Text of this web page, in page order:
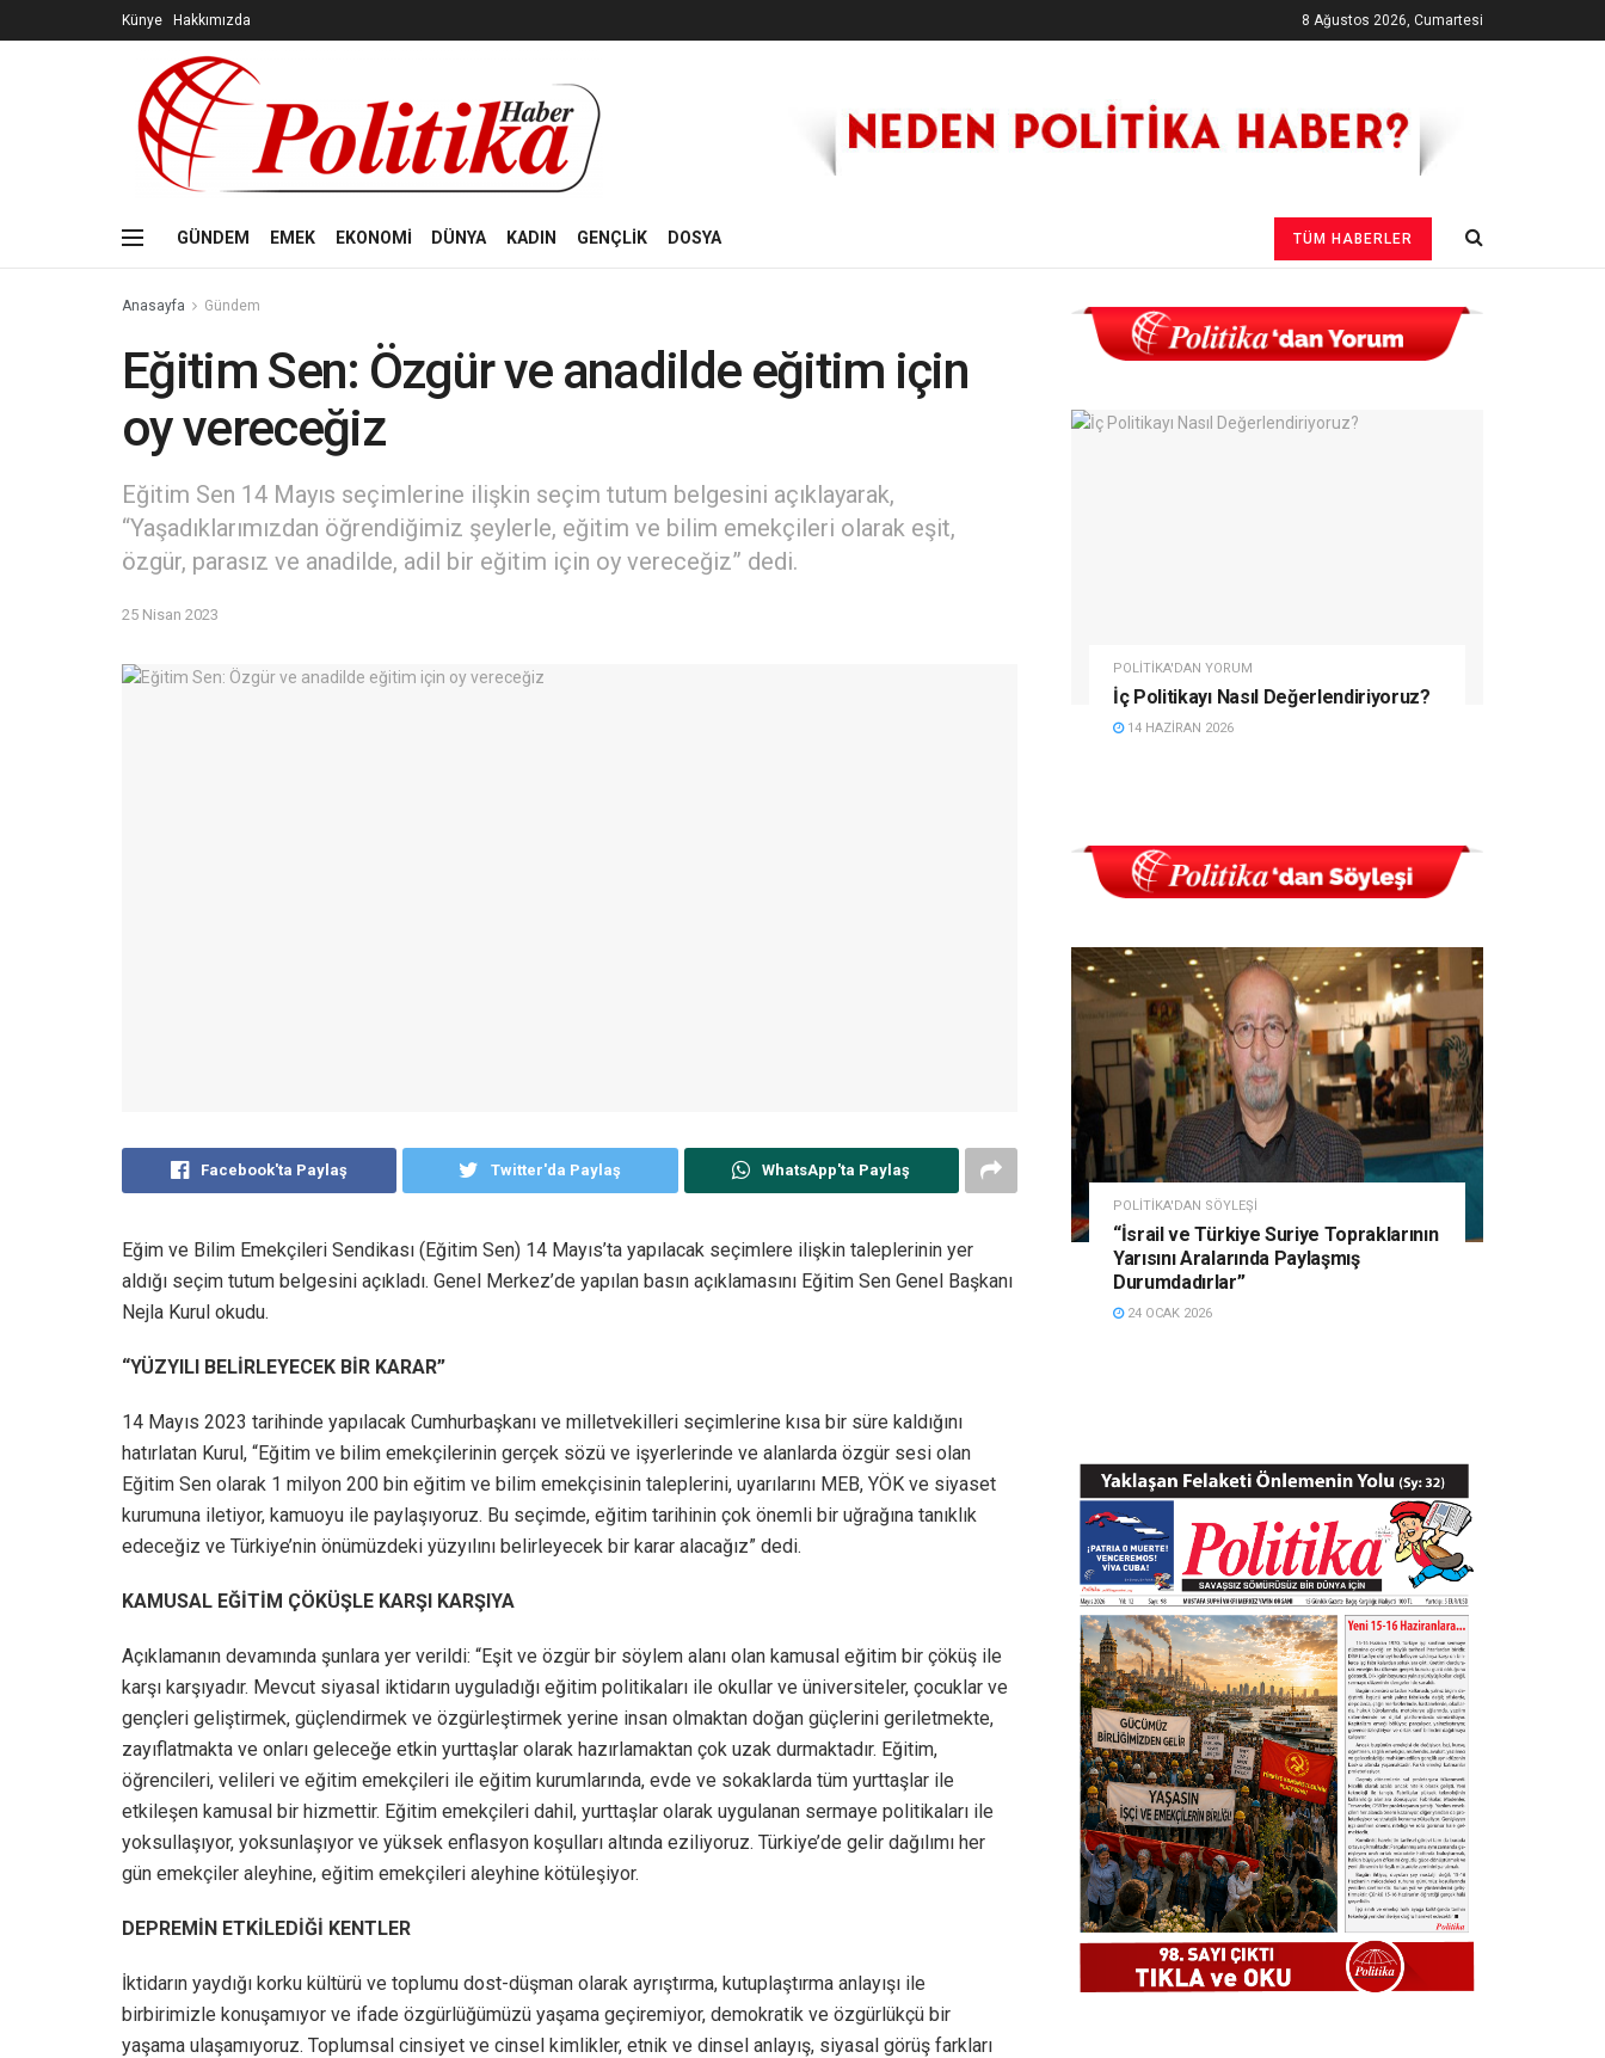
Künye Hakkımızda 8 Ağustos 2026, Cumartesi
GÜNDEM EMEK EKONOMİ DÜNYA KADIN GENÇLİK DOSYA TÜM HABERLER
Anasayfa Gündem
Eğitim Sen: Özgür ve anadilde eğitim için
oy vereceğiz
Eğitim Sen 14 Mayıs seçimlerine ilişkin seçim tutum belgesini açıklayarak,
“Yaşadıklarımızdan öğrendiğimiz şeylerle, eğitim ve bilim emekçileri olarak eşit,
özgür, parasız ve anadilde, adil bir eğitim için oy vereceğiz” dedi.
25 Nisan 2023
Facebook'ta Paylaş Twitter'da Paylaş WhatsApp'ta Paylaş
Eğim ve Bilim Emekçileri Sendikası (Eğitim Sen) 14 Mayıs’ta yapılacak seçimlere ilişkin taleplerinin yer
aldığı seçim tutum belgesini açıkladı. Genel Merkez’de yapılan basın açıklamasını Eğitim Sen Genel Başkanı
Nejla Kurul okudu.
“YÜZYILI BELİRLEYECEK BİR KARAR”
14 Mayıs 2023 tarihinde yapılacak Cumhurbaşkanı ve milletvekilleri seçimlerine kısa bir süre kaldığını
hatırlatan Kurul, “Eğitim ve bilim emekçilerinin gerçek sözü ve işyerlerinde ve alanlarda özgür sesi olan
Eğitim Sen olarak 1 milyon 200 bin eğitim ve bilim emekçisinin taleplerini, uyarılarını MEB, YÖK ve siyaset
kurumuna iletiyor, kamuoyu ile paylaşıyoruz. Bu seçimde, eğitim tarihinin çok önemli bir uğrağına tanıklık
edeceğiz ve Türkiye’nin önümüzdeki yüzyılını belirleyecek bir karar alacağız” dedi.
KAMUSAL EĞİTİM ÇÖKÜŞLE KARŞI KARŞIYA
Açıklamanın devamında şunlara yer verildi: “Eşit ve özgür bir söylem alanı olan kamusal eğitim bir çöküş ile
karşı karşıyadır. Mevcut siyasal iktidarın uyguladığı eğitim politikaları ile okullar ve üniversiteler, çocuklar ve
gençleri geliştirmek, güçlendirmek ve özgürleştirmek yerine insan olmaktan doğan güçlerini geriletmekte,
zayıflatmakta ve onları geleceğe etkin yurttaşlar olarak hazırlamaktan çok uzak durmaktadır. Eğitim,
öğrencileri, velileri ve eğitim emekçileri ile eğitim kurumlarında, evde ve sokaklarda tüm yurttaşlar ile
etkileşen kamusal bir hizmettir. Eğitim emekçileri dahil, yurttaşlar olarak uygulanan sermaye politikaları ile
yoksullaşıyor, yoksunlaşıyor ve yüksek enflasyon koşulları altında eziliyoruz. Türkiye’de gelir dağılımı her
gün emekçiler aleyhine, eğitim emekçileri aleyhine kötüleşiyor.
DEPREMİN ETKİLEDİĞİ KENTLER
İktidarın yaydığı korku kültürü ve toplumu dost-düşman olarak ayrıştırma, kutuplaştırma anlayışı ile
birbirimizle konuşamıyor ve ifade özgürlüğümüzü yaşama geçiremiyor, demokratik ve özgürlükçü bir
yaşama ulaşamıyoruz. Toplumsal cinsiyet ve cinsel kimlikler, etnik ve dinsel anlayış, siyasal görüş farkları
POLITIKA'DAN YORUM
İç Politikayı Nasıl Değerlendiriyoruz?
14 HAZIRAN 2026
POLITIKA'DAN SÖYLEŞI
“İsrail ve Türkiye Suriye Topraklarının
Yarısını Aralarında Paylaşmış
Durumdadırlar”
24 OCAK 2026